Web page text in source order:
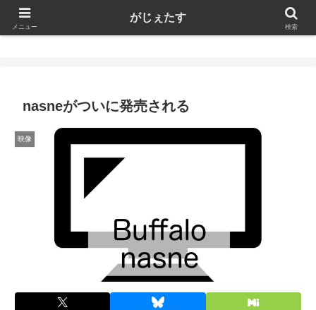
がじぇたす
nasneがついに発売される
映像
メニュー
がじぇたす
検索